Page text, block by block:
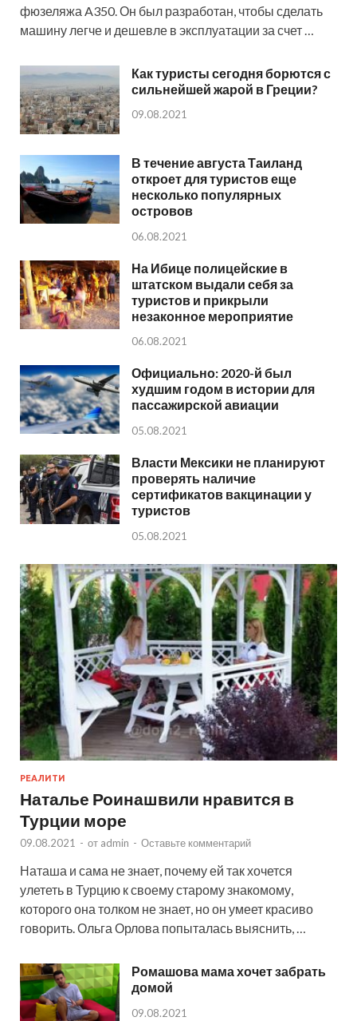
фюзеляжа A350. Он был разработан, чтобы сделать
машину легче и дешевле в эксплуатации за счет …
Как туристы сегодня борются с
сильнейшей жарой в Греции?
09.08.2021
В течение августа Таиланд
откроет для туристов еще
несколько популярных
островов
06.08.2021
На Ибице полицейские в
штатском выдали себя за
туристов и прикрыли
незаконное мероприятие
06.08.2021
Официально: 2020-й был
худшим годом в истории для
пассажирской авиации
05.08.2021
Власти Мексики не планируют
проверять наличие
сертификатов вакцинации у
туристов
05.08.2021
РЕАЛИТИ
Наталье Роинашвили нравится в
Турции море
09.08.2021 - от admin - Оставьте комментарий
Наташа и сама не знает, почему ей так хочется
улететь в Турцию к своему старому знакомому,
которого она толком не знает, но он умеет красиво
говорить. Ольга Орлова попыталась выяснить, …
Ромашова мама хочет забрать
домой
09.08.2021